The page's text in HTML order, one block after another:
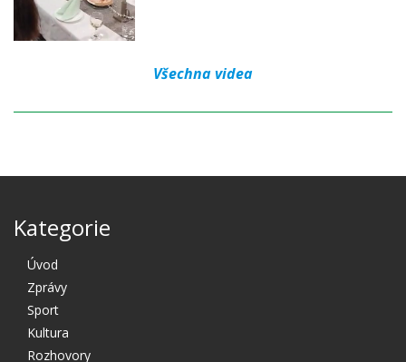
Všechna videa
Kategorie
Úvod
Zprávy
Sport
Kultura
Rozhovory